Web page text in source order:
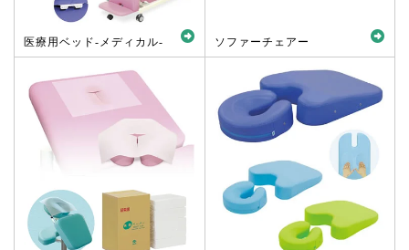
医療用ベッド-メディカル- ソファーチェアー